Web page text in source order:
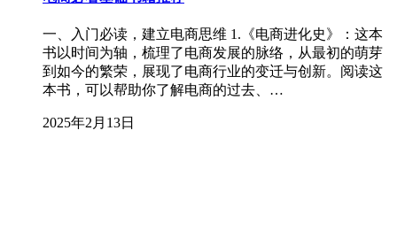
一、入门必读，建立电商思维 1.《电商进化史》：这本
书以时间为轴，梳理了电商发展的脉络，从最初的萌芽
到如今的繁荣，展现了电商行业的变迁与创新。阅读这
本书，可以帮助你了解电商的过去、…
2025年2月13日